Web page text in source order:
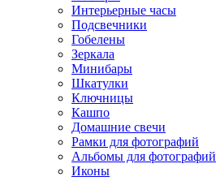
Интерьерные часы
Подсвечники
Гобелены
Зеркала
Минибары
Шкатулки
Ключницы
Кашпо
Домашние свечи
Рамки для фотографий
Альбомы для фотографий
Иконы